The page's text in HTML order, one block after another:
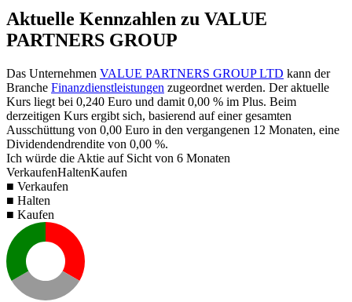
Aktuelle Kennzahlen zu VALUE
PARTNERS GROUP
Das Unternehmen VALUE PARTNERS GROUP LTD kann der
Branche Finanzdienstleistungen zugeordnet werden. Der aktuelle
Kurs liegt bei 0,240 Euro und damit 0,00 % im Plus. Beim
derzeitigen Kurs ergibt sich, basierend auf einer gesamten
Ausschüttung von 0,00 Euro in den vergangenen 12 Monaten, eine
Dividendendrendite von 0,00 %.
Ich würde die Aktie auf Sicht von 6 Monaten
VerkaufenHaltenKaufen
■ Verkaufen
■ Halten
■ Kaufen